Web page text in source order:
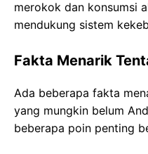
merokok dan konsumsi
mendukung sistem
Fakta Menarik
Ada beberapa fakta
yang mungkin belum
beberapa poin penting